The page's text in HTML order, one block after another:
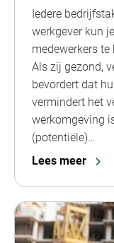
Iedere
werkgever kun
medewerkers
Als zij gezond,
bevordert dat
vermindert het
werkomgeving
(potentiële)…
Lees meer